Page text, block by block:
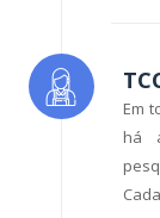
Em
há